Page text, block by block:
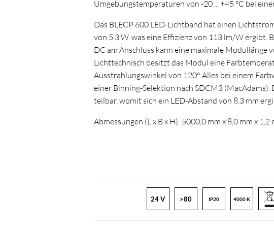
Umgebungstemperaturen von -20 ... +45 °C bei
Das BLECP 600 LED-Lichtband hat einen
von 5,3 W, was eine Effizienz von 113 lm/W ergibt.
DC am Anschluss kann eine maximale Modullänge
Lichttechnisch besitzt das Modul eine
Ausstrahlungswinkel von 120°. Alles bei einem
einer Binning-Selektion nach SDCM3 (MacAdams).
teilbar, womit sich ein LED-Abstand von 8.3 mm
Abmessungen (L x B x H): 5000,0 mm x 8,0 mm x 1,2
24 V >80 IP20 4000 K